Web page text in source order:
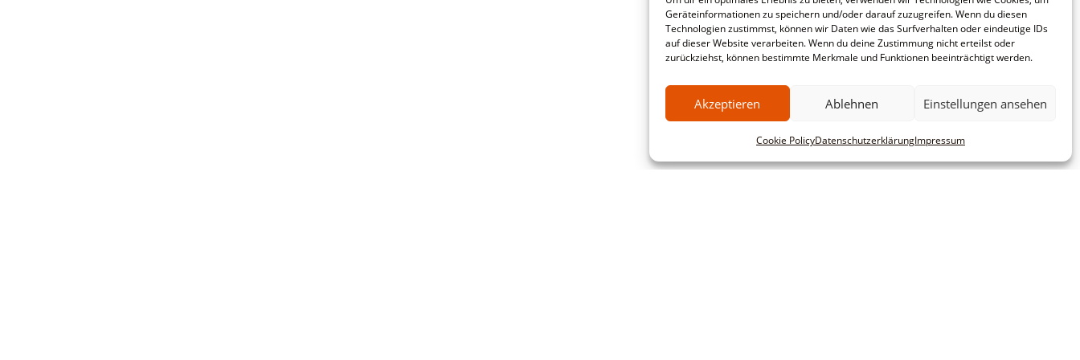
Geräteinformationen zu speichern und/oder darauf zuzugreifen. Wenn du diesen
Technologien zustimmst, können wir Daten wie das Surfverhalten oder eindeutige IDs
auf dieser Website verarbeiten. Wenn du deine Zustimmung nicht erteilst oder
zurückziehst, können bestimmte Merkmale und Funktionen beeinträchtigt werden.
Akzeptieren Ablehnen Einstellungen ansehen
Cookie PolicyDatenschutzerklärungImpressum